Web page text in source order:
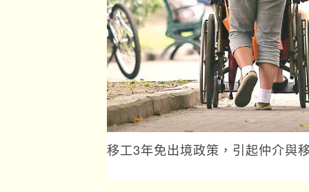
移工3年免出境政策，引起仲介與